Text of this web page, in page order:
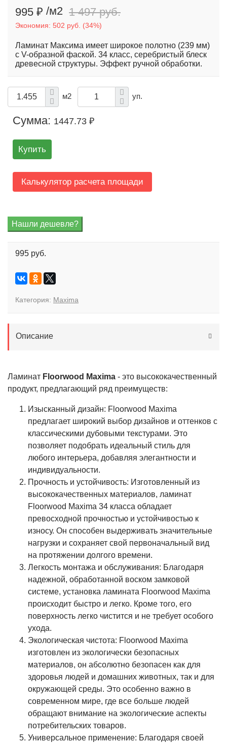
995 ₽ /м2 1 497 руб.
Экономия: 502 руб. (34%)
Ламинат Максима имеет широкое полотно (239 мм)
с V-образной фаской. 34 класс, серебристый блеск
древесной структуры. Эффект ручной обработки.
м2 уп.
Сумма: 1447.73 ₽
Купить
Калькулятор расчета площади
995 руб.
Категория: Maxima
Описание
Ламинат Floorwood Maxima - это высококачественный
продукт, предлагающий ряд преимуществ:
Изысканный дизайн: Floorwood Maxima
предлагает широкий выбор дизайнов и оттенков с
классическими дубовыми текстурами. Это
позволяет подобрать идеальный стиль для
любого интерьера, добавляя элегантности и
индивидуальности.
Прочность и устойчивость: Изготовленный из
высококачественных материалов, ламинат
Floorwood Maxima 34 класса обладает
превосходной прочностью и устойчивостью к
износу. Он способен выдерживать значительные
нагрузки и сохраняет свой первоначальный вид
на протяжении долгого времени.
Легкость монтажа и обслуживания: Благодаря
надежной, обработанной воском замковой
системе, установка ламината Floorwood Maxima
происходит быстро и легко. Кроме того, его
поверхность легко чистится и не требует особого
ухода.
Экологическая чистота: Floorwood Maxima
изготовлен из экологически безопасных
материалов, он абсолютно безопасен как для
здоровья людей и домашних животных, так и для
окружающей среды. Это особенно важно в
современном мире, где все больше людей
обращают внимание на экологические аспекты
потребительских товаров.
Универсальное применение: Благодаря своей